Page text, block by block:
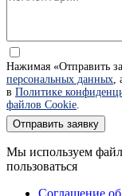
Нажимая «Отправить
персональных данных
в Политике
файлов Cookie
Отправить заявку
Мы используем
пользоваться
Соглашение